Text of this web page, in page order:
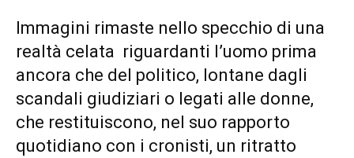
Immagini rimaste nello specchio di una
realtà celata riguardanti l’uomo prima
ancora che del politico, lontane dagli
scandali giudiziari o legati alle donne,
che restituiscono, nel suo rapporto
quotidiano con i cronisti, un ritratto